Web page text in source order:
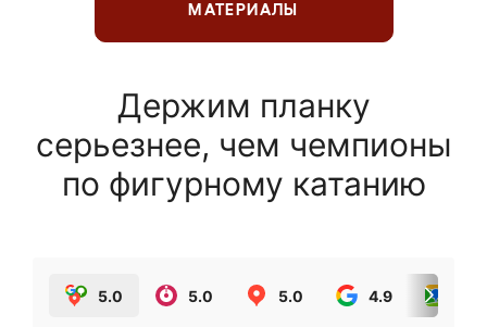
МАТЕРИАЛЫ
Держим планку
серьезнее, чем чемпионы
по фигурному катанию
5.0 5.0 5.0 4.9